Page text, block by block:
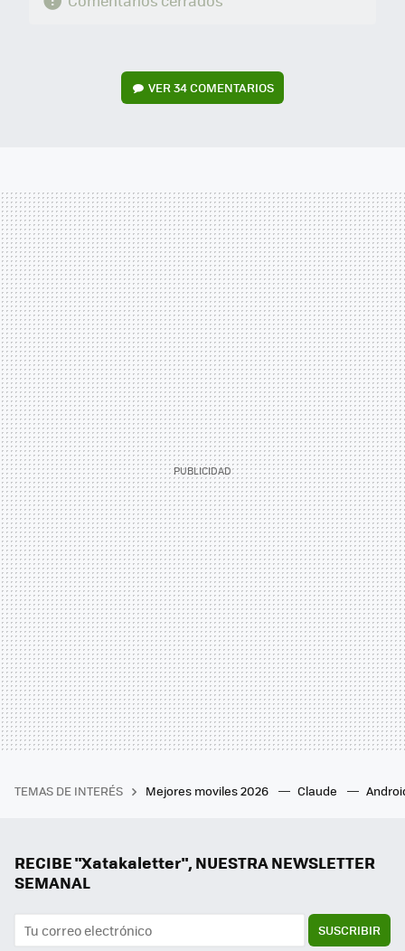
VER34 COMENTARIOS
TEMAS DE INTERÉS Mejores moviles 2026 Claude
RECIBE "Xatakaletter", NUESTRA NEWSLETTER
SEMANAL
SUSCRIBIR